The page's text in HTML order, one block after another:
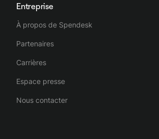
Entreprise
À propos de Spendesk
Partenaires
Carrières
Espace presse
Nous contacter